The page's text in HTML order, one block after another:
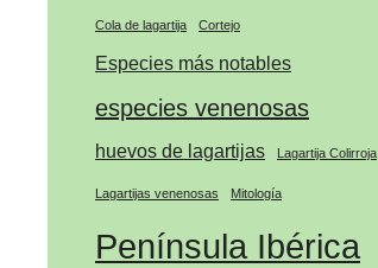
Cola de lagartija Cortejo
Especies más notables
especies venenosas
huevos de lagartijas Lagartija Colirroja
Lagartijas venenosas Mitología
Península Ibérica